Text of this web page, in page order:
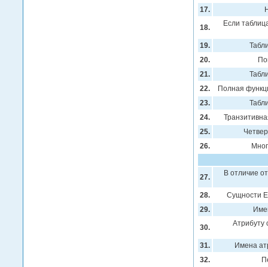
17.
18. Если
19.
20.
21.
22.
Полная
23.
24.
25.
26.
27. В отличие
28.
Сущности
29.
30. Атрибуту
31.
Имена
32.